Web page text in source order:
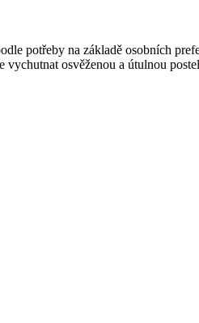
potřeby na základě osobních
osvěženou a útulnou